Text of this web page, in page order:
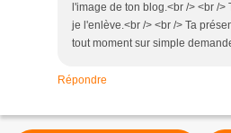
l'image de ton blog.<br /> <br /
je l'enlève.<br /> <br /> Ta
tout moment sur simple
Répondre